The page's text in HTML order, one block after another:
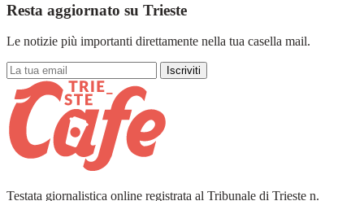
Resta aggiornato su Trieste
Le notizie più importanti direttamente nella tua casella mail.
Iscriviti
Testata giornalistica online registrata al Tribunale di Trieste n.